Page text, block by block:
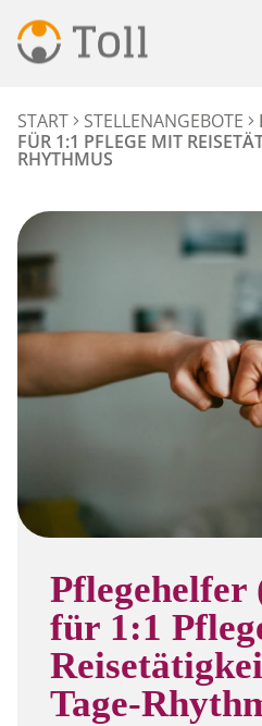
START STELLENANGEBOTE
FÜR 1:1 PFLEGE MIT
RHYTHMUS
Pflegehelfer
für 1:1
Tage-